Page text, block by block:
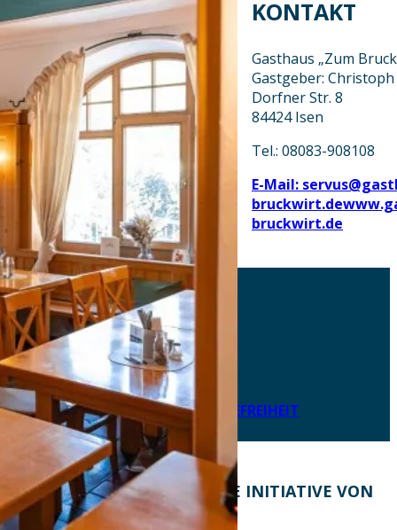
KONTAKT
Gasthaus „Zum
Gastgeber:
Dorfner Str. 8
84424 Isen
Tel.: 08083-908108
E-Mail:
bruckwirt.de
bruckwirt.de
AKTUELLES
DOWNLOADS
DATENSCHUTZ
IMPRESSUM
LEICHTE SPRACHE
ERKLÄRUNG ZUR BARRIEREFREIHEIT
KONTAKT EINE INITIATIVE VON